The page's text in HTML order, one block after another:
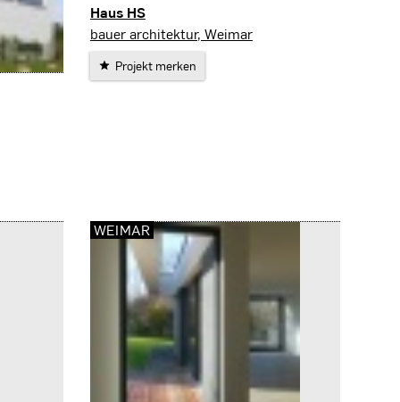
Haus HS
Wien
bauer architektur, Weimar
Projekt merken
WEIMAR